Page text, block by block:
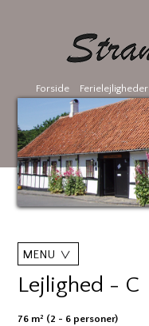
Forside Ferielejligheder
MENU
Lejlighed - C
76 m² (2 - 6 personer)